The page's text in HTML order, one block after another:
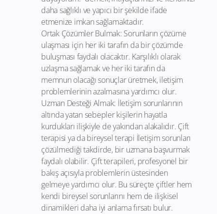
daha sağlıklı ve yapıcı bir şekilde ifade
etmenize imkan sağlamaktadır.
Ortak Çözümler Bulmak: Sorunların çözüme
ulaşması için her iki tarafın da bir çözümde
buluşması faydalı olacaktır. Karşılıklı olarak
uzlaşma sağlamak ve her iki tarafın da
memnun olacağı sonuçlar üretmek, iletişim
problemlerinin azalmasına yardımcı olur.
Uzman Desteği Almak: İletişim sorunlarının
altında yatan sebepler kişilerin hayatla
kurdukları ilişkiyle de yakından alakalıdır. Çift
terapisi ya da bireysel terapi İletişim sorunları
çözülmediği takdirde, bir uzmana başvurmak
faydalı olabilir. Çift terapileri, profesyonel bir
bakış açısıyla problemlerin üstesinden
gelmeye yardımcı olur. Bu süreçte çiftler hem
kendi bireysel sorunlarını hem de ilişkisel
dinamikleri daha iyi anlama fırsatı bulur.